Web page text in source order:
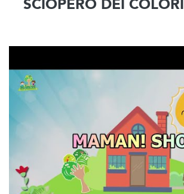
SCIOPERO DEI COLORI